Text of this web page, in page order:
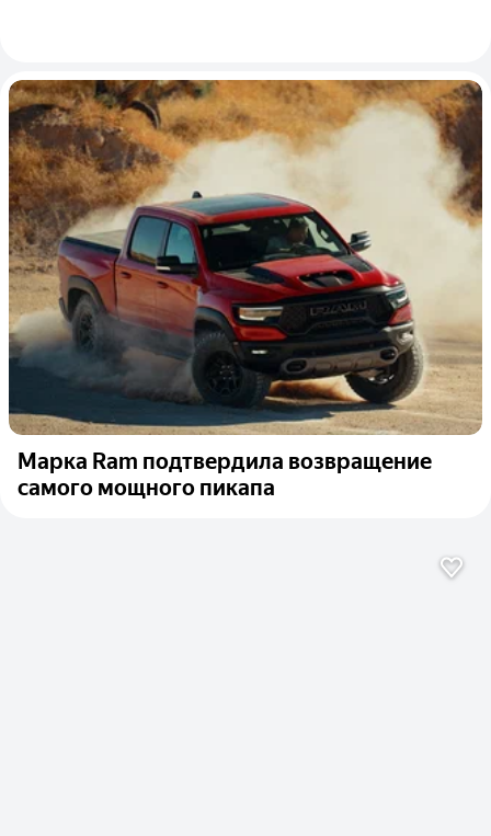
Марка Ram подтвердила возвращение
самого мощного пикапа